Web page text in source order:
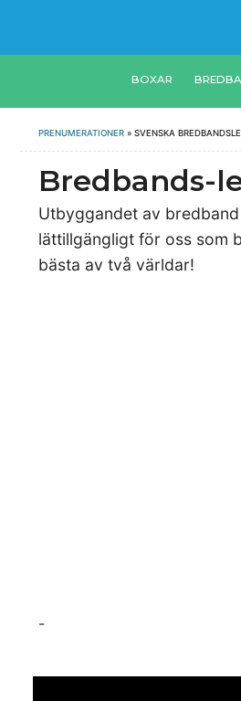
BOXAR
PRENUMERATIONER » SVENSKA
Bredbands-
Utbyggandet av
lättillgängligt för oss som
bästa av två världar!
-